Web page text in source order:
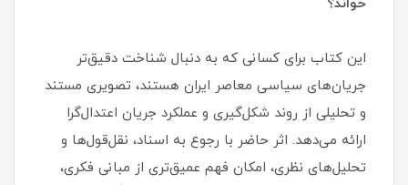
خواند؟
این کتاب برای کسانی که به دنبال شناخت دقیق‌تر
جریان‌های سیاسی معاصر ایران هستند، تصویری مستند
و تحلیلی از روند شکل‌گیری و عملکرد جریان اعتدال‌گرا
ارائه می‌دهد. اثر حاضر با رجوع به اسناد، نقل‌قول‌ها و
تحلیل‌های نظری، امکان فهم عمیق‌تری از مبانی فکری،